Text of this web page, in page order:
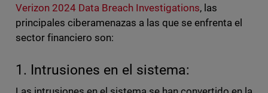
Verizon 2024 Data Breach Investigations, las
principales ciberamenazas a las que se enfrenta el
sector financiero son:
1. Intrusiones en el sistema: